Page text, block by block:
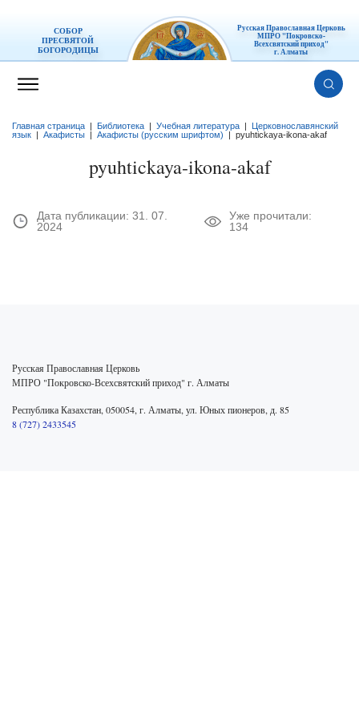
СОБОР
ПРЕСВЯТОЙ
БОГОРОДИЦЫ
Русская Православная Церковь
МПРО "Покровско-
Всехсвятский приход"
г. Алматы
Главная страница Библиотека Учебная литература
Церковнославянский
язык
Акафисты Акафисты (русским шрифтом) pyuhtickaya-ikona-akaf
pyuhtickaya-ikona-akaf
Дата публикации:31. 07.
2024
Уже прочитали:
134
Русская Православная Церковь
МПРО "Покровско-Всехсвятский приход" г. Алматы
Республика Казахстан, 050054, г. Алматы, ул. Юных пионеров, д. 85
8 (727) 2433545